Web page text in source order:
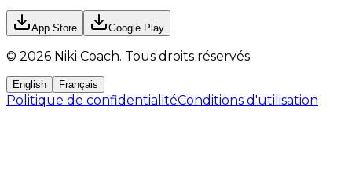
App Store Google Play
© 2026 Niki Coach. Tous droits réservés.
English Français
Politique de confidentialitéConditions d'utilisation